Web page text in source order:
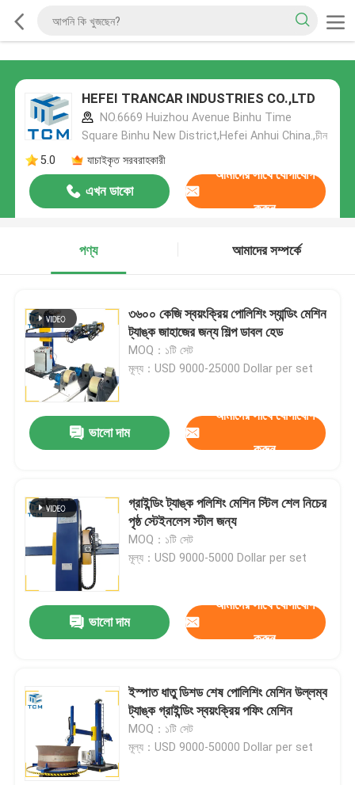
HEFEI TRANCAR INDUSTRIES CO.,LTD
NO.6669 Huizhou Avenue Binhu Time
Square Binhu New District,Hefei Anhui China.,চীন
5.0
যাচাইকৃত সরবরাহকারী
এখন ডাকো
আমাদের সাথে যোগাযোগ
করুন
পণ্য আমাদের সম্পর্কে
৩৬০০ কেজি স্বয়ংক্রিয় পোলিশিং স্যান্ডিং মেশিন
ট্যাঙ্ক জাহাজের জন্য শিল্প ডাবল হেড
MOQ：১টি সেট
মূল্য：USD 9000-25000 Dollar per set
ভালো দাম
আমাদের সাথে যোগাযোগ
করুন
গ্রাইন্ডিং ট্যাঙ্ক পলিশিং মেশিন স্টিল শেল নিচের
পৃষ্ঠ স্টেইনলেস স্টীল জন্য
MOQ：১টি সেট
মূল্য：USD 9000-5000 Dollar per set
ভালো দাম
আমাদের সাথে যোগাযোগ
করুন
ইস্পাত ধাতু ডিশড শেষ পোলিশিং মেশিন উল্লম্ব
ট্যাঙ্ক গ্রাইন্ডিং স্বয়ংক্রিয় পফিং মেশিন
MOQ：১টি সেট
মূল্য：USD 9000-50000 Dollar per set